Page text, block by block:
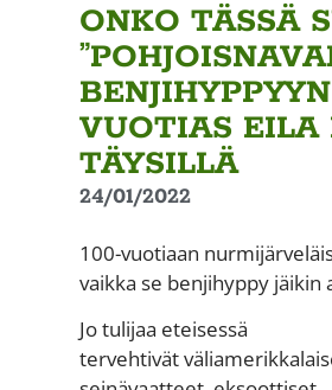
ONKO TÄSSÄ
VUOTIAS EILA
TÄYSILLÄ
24/01/2022
100-vuotiaan
vaikka se benjihyppy
Jo tulijaa eteisessä
tervehtivät